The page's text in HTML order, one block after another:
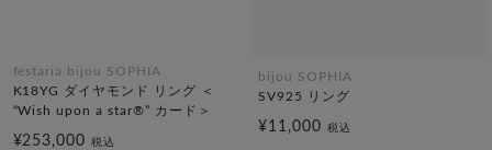
festaria bijou SOPHIA
K18YG ダイヤモンド リング ＜
“Wish upon a star®” カード＞
¥253,000税込
bijou SOPHIA
SV925 リング
¥11,000 税込